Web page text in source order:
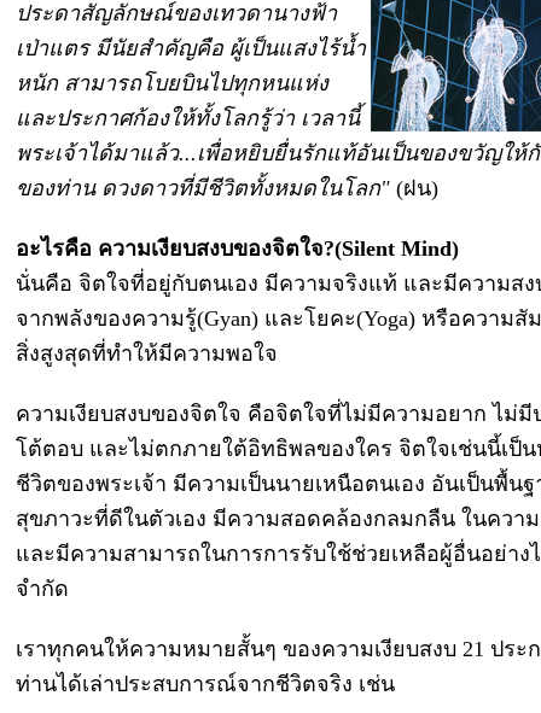
ประดาสัญลักษณ์ของเทวดานางฟ้า
เป่าแตร มีนัยสำคัญคือ ผู้เป็นแสงไร้น้ำ
หนัก สามารถโบยบินไปทุกหนแห่ง
และประกาศก้องให้ทั้งโลกรู้ว่า เวลานี้
พระเจ้าได้มาแล้ว...เพื่อหยิบยื่นรักแท้อันเป็นของขวัญให้
ของท่าน ดวงดาวที่มีชีวิตทั้งหมดในโลก" (ฝน)
อะไรคือ ความเงียบสงบของจิตใจ?(Silent Mind)
นั่นคือ จิตใจที่อยู่กับตนเอง มีความจริงแท้ และมีความสง
จากพลังของความรู้(Gyan) และโยคะ(Yoga) หรือความสั
สิ่งสูงสุดที่ทำให้มีความพอใจ
ความเงียบสงบของจิตใจ คือจิตใจที่ไม่มีความอยาก ไม่มี
โต้ตอบ และไม่ตกภายใต้อิทธิพลของใคร จิตใจเช่นนี้เป็
ชีวิตของพระเจ้า มีความเป็นนายเหนือตนเอง อันเป็นพื้น
สุขภาวะที่ดีในตัวเอง มีความสอดคล้องกลมกลืน ในควา
และมีความสามารถในการการรับใช้ช่วยเหลือผู้อื่นอย่าง
จำกัด
เราทุกคนให้ความหมายสั้นๆ ของความเงียบสงบ 21 ประ
ท่านได้เล่าประสบการณ์จากชีวิตจริง เช่น